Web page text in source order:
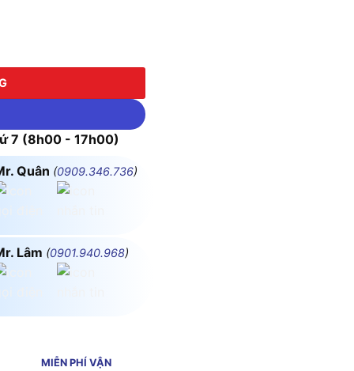
7 (8h00 - 17h00)
Quân (0909.346.736)
Lâm (0901.940.968)
MIỄN PHÍ VẬN